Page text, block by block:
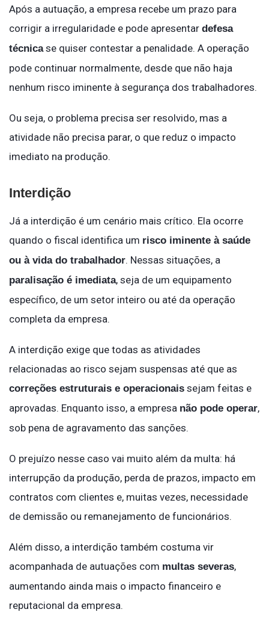
Após a autuação, a empresa recebe um prazo para
corrigir a irregularidade e pode apresentar defesa
técnicase quiser contestar a penalidade. A operação
pode continuar normalmente, desde que não haja
nenhum risco iminente à segurança dos trabalhadores.
Ou seja, o problema precisa ser resolvido, mas a
atividade não precisa parar, o que reduz o impacto
imediato na produção.
Interdição
Já a interdição é um cenário mais crítico. Ela ocorre
quando o fiscal identifica um risco iminente à saúde
ou à vida do trabalhador. Nessas situações, a
paralisação é imediata, seja de um equipamento
específico, de um setor inteiro ou até da operação
completa da empresa.
A interdição exige que todas as atividades
relacionadas ao risco sejam suspensas até que as
correções estruturais e operacionais sejam feitas e
aprovadas. Enquanto isso, a empresa não pode operar,
sob pena de agravamento das sanções.
O prejuízo nesse caso vai muito além da multa: há
interrupção da produção, perda de prazos, impacto em
contratos com clientes e, muitas vezes, necessidade
de demissão ou remanejamento de funcionários.
Além disso, a interdição também costuma vir
acompanhada de autuações com multas severas,
aumentando ainda mais o impacto financeiro e
reputacional da empresa.